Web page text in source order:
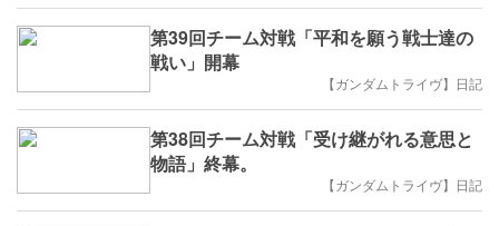
第39回チーム対戦「平和を願う戦士達の
戦い」開幕
【ガンダムトライヴ】日記
第38回チーム対戦「受け継がれる意思と
物語」終幕。
【ガンダムトライヴ】日記